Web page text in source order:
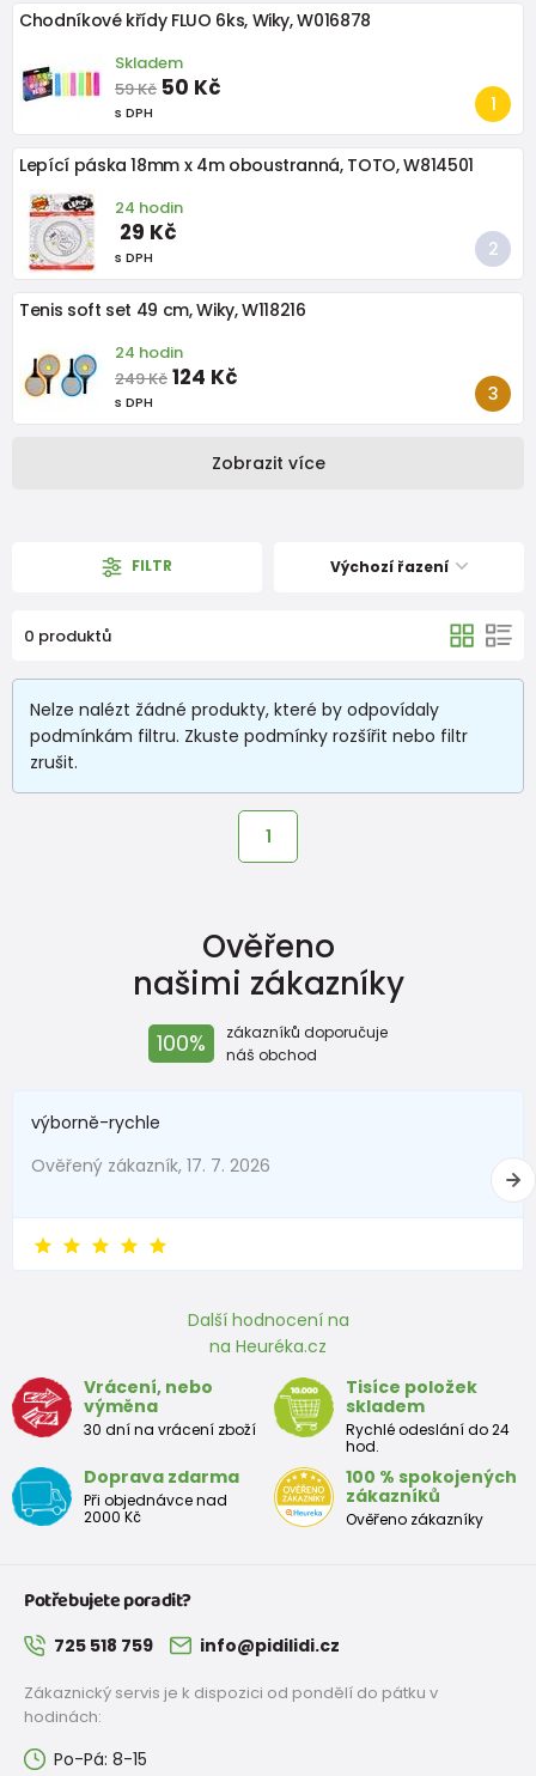
Chodníkové křídy FLUO 6ks, Wiky, W016878
Skladem
59 Kč 50 Kč
s DPH
Lepící páska 18mm x 4m oboustranná, TOTO, W814501
24 hodin
29 Kč
s DPH
Tenis soft set 49 cm, Wiky, W118216
24 hodin
249 Kč 124 Kč
s DPH
Zobrazit více
FILTR Výchozí řazení
0 produktů
Nelze nalézt žádné produkty, které by odpovídaly
podmínkám filtru. Zkuste podmínky rozšířit nebo filtr
zrušit.
1
Ověřeno
našimi zákazníky
100%
zákazníků doporučuje
náš obchod
výborně-rychle
Ověřený zákazník, 17. 7. 2026
Další hodnocení na
na Heuréka.cz
Vrácení, nebo
výměna
30 dní na vrácení zboží
Tisíce položek
skladem
Rychlé odeslání do 24
hod.
Doprava zdarma
Při objednávce nad
2000 Kč
100 % spokojených
zákazníků
Ověřeno zákazníky
Potřebujete poradit?
725 518 759 info@pidilidi.cz
Zákaznický servis je k dispozici od pondělí do pátku v
hodinách:
Po-Pá: 8-15